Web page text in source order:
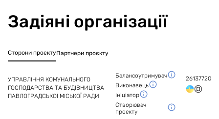
Задіяні організації
Сторони проєктуПартнери проєкту
УПРАВЛІННЯ КОМУНАЛЬНОГО
ГОСПОДАРСТВА ТА БУДІВНИЦТВА
ПАВЛОГРАДСЬКОЇ МІСЬКОЇ РАДИ
Балансоутримувач
Виконавець
Ініціатор
Створювач
проєкту
26137720